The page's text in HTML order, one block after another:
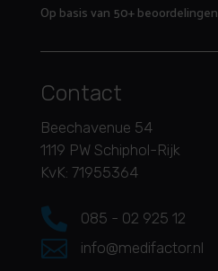
Op basis van 50+ beoordelingen
Contact
Beechavenue 54
1119 PW Schiphol-Rijk
KvK: 71955364
 085 - 02 925 12
 info@medifactor.nl